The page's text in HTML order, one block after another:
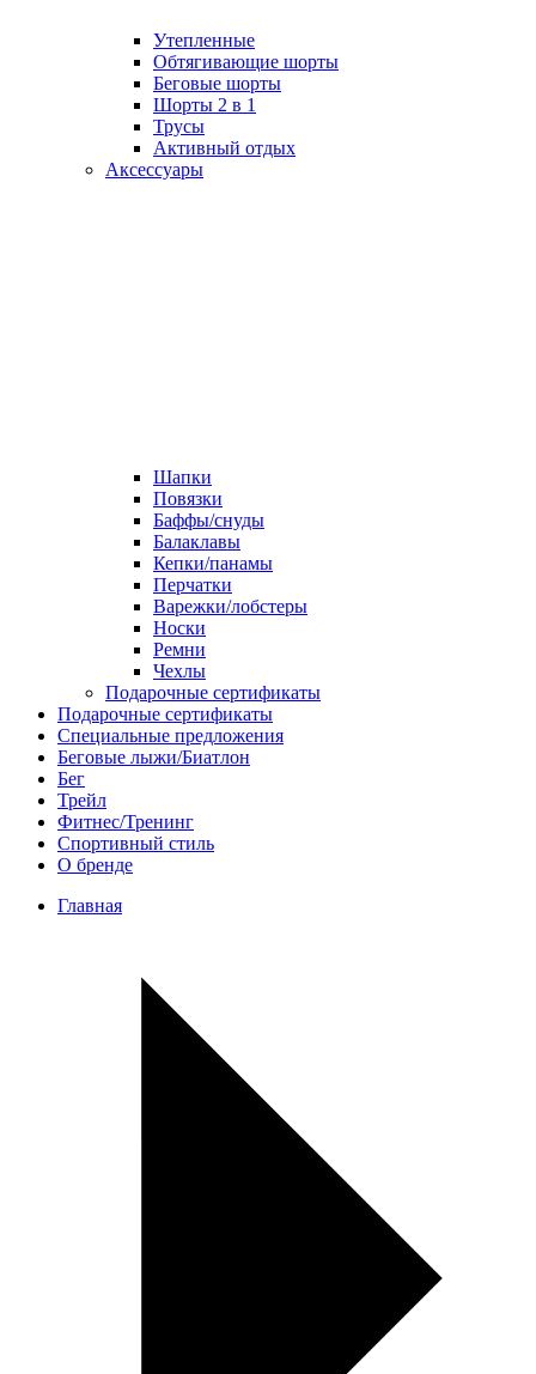
Утепленные
Обтягивающие шорты
Беговые шорты
Шорты 2 в 1
Трусы
Активный отдых
Аксессуары
Шапки
Повязки
Баффы/снуды
Балаклавы
Кепки/панамы
Перчатки
Варежки/лобстеры
Носки
Ремни
Чехлы
Подарочные сертификаты
Подарочные сертификаты
Специальные предложения
Беговые лыжи/Биатлон
Бег
Трейл
Фитнес/Тренинг
Спортивный стиль
О бренде
Главная